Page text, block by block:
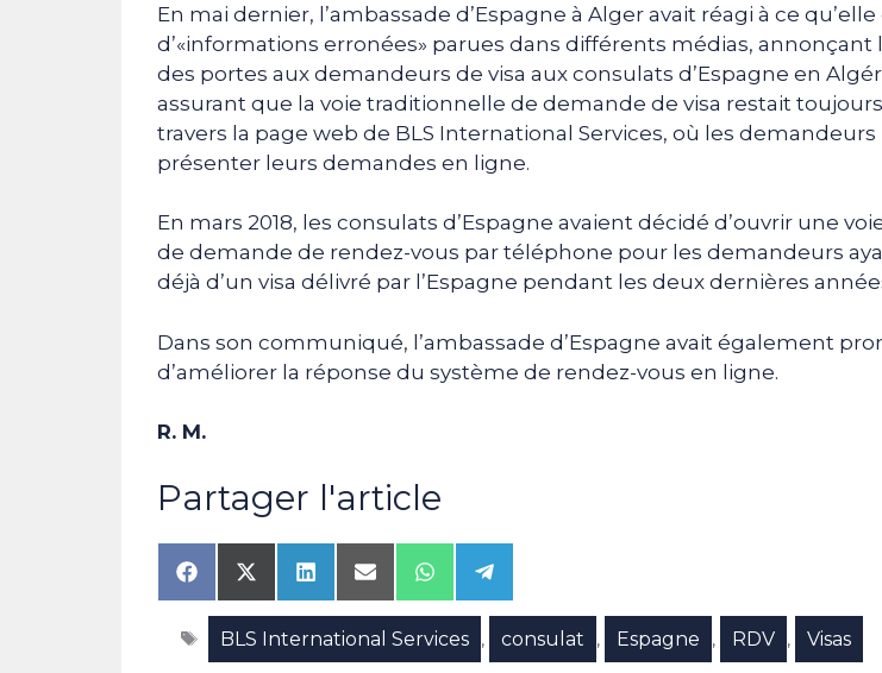
En mai dernier, l’ambassade d’Espagne à Alger avait réagi à ce
d’«informations erronées» parues dans différents médias,
des portes aux demandeurs de visa aux consulats d’Espagne en
assurant que la voie traditionnelle de demande de visa restait
travers la page web de BLS International Services, où les
présenter leurs demandes en ligne.
En mars 2018, les consulats d’Espagne avaient décidé d’ouvrir une
de demande de rendez-vous par téléphone pour les demandeurs
déjà d’un visa délivré par l’Espagne pendant les deux dernières
Dans son communiqué, l’ambassade d’Espagne avait également
d’améliorer la réponse du système de rendez-vous en ligne.
R. M.
Partager l'article
Share
on
Facebook
Share
on
X
(Twitter)
Share
on
LinkedIn
Share
on
Email
Share
on
WhatsApp
Share
on
Telegram
Étiquettes
BLS International Services , consulat , Espagne , RDV , Visas